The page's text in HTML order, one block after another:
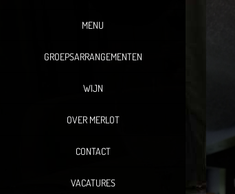
MENU
GROEPSARRANGEMENTEN
WIJN
OVER MERLOT
CONTACT
VACATURES